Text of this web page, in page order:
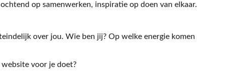
op samenwerken, inspiratie op doen van elkaar.
over jou. Wie ben jij? Op welke energie komen
voor je doet?